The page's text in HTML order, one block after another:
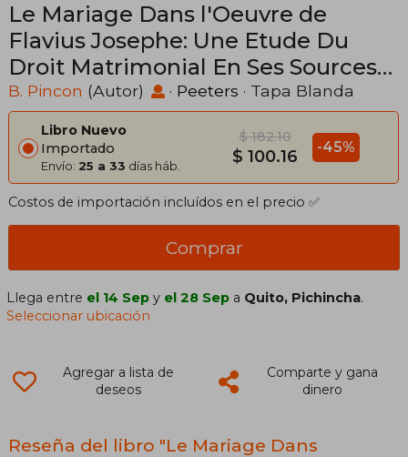
Le Mariage Dans l'Oeuvre de
Flavius Josephe: Une Etude Du
Droit Matrimonial En Ses Sources
(en Francés)
B. Pincon (Autor) · Peeters · Tapa Blanda
Libro Nuevo
Importado
Envío: 25 a 33 días háb.
$ 182.10
$ 100.16 -45%
Costos de importación incluídos en el precio ✅
Comprar
Llega entre el 14 Sep y el 28 Sep a Quito, Pichincha.
Seleccionar ubicación
Agregar a lista de
deseos
Comparte y gana
dinero
Reseña del libro "Le Mariage Dans